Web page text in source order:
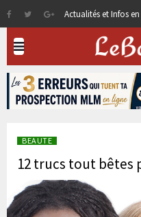
Actualités et Infos
BEAUTE
12 trucs tout bêtes